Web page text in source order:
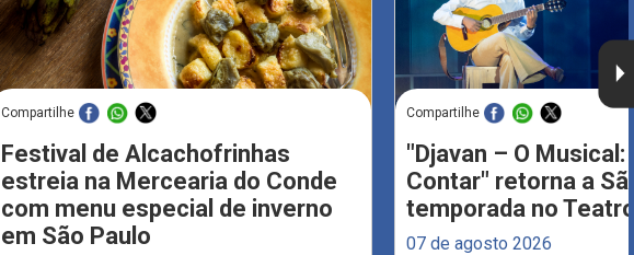
Compartilhe
Festival de Alcachofrinhas
estreia na Mercearia do Conde
com menu especial de inverno
em São Paulo
Compartilhe
"Djavan – O Musical:
Contar" retorna a
temporada no
07 de agosto 2026